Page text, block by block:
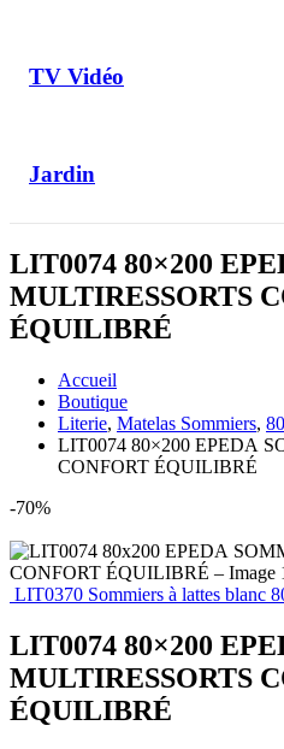
TV Vidéo
Jardin
LIT0074 80×200
MULTIRESSORTS
ÉQUILIBRÉ
Accueil
Boutique
Literie, Matelas Sommiers,
LIT0074 80×200 EPEDA
CONFORT ÉQUILIBRÉ
-70%
LIT0370 Sommiers à lattes blanc
LIT0074 80×200
MULTIRESSORTS
ÉQUILIBRÉ